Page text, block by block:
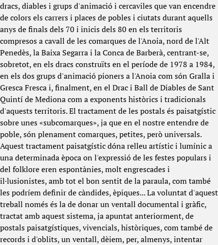
dracs, diables i grups d'animació i cercaviles que van encendre
de colors els carrers i places de pobles i ciutats durant aquells
anys de finals dels 70 i inicis dels 80 en els territoris
compresos a cavall de les comarques de l'Anoia, nord de l'Alt
Penedès, la Baixa Segarra i la Conca de Barberà, centrant-se,
sobretot, en els dracs construïts en el període de 1978 a 1984,
en els dos grups d'animació pioners a l'Anoia com són Gralla i
Gresca Fresca i, finalment, en el Drac i Ball de Diables de Sant
Quintí de Mediona com a exponents històrics i tradicionals
d'aquests territoris. El tractament de les postals és paisatgístic
sobre unes «subcomarques», ja que en el nostre entendre de
poble, són plenament comarques, petites, però universals.
Aquest tractament paisatgístic dóna relleu artístic i lumínic a
una determinada època on l'expressió de les festes populars i
del folklore eren espontànies, molt engrescades i
il·lusionistes, amb tot el bon sentit de la paraula, com també
les podríem definir de càndides, èpiques... La voluntat d'aquest
treball només és la de donar un ventall documental i gràfic,
tractat amb aquest sistema, ja apuntat anteriorment, de
postals paisatgístiques, vivencials, històriques, com també de
records i d'oblits, un ventall, dèiem, per, almenys, intentar